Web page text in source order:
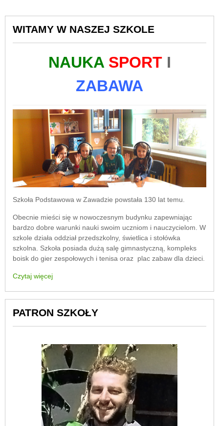
WITAMY W NASZEJ SZKOLE
NAUKA SPORTI
ZABAWA
Szkoła Podstawowa w Zawadzie powstała 130 lat temu.
Obecnie mieści się w nowoczesnym budynku zapewniając
bardzo dobre warunki nauki swoim uczniom i nauczycielom. W
szkole działa oddział przedszkolny, świetlica i stołówka
szkolna. Szkoła posiada dużą salę gimnastyczną, kompleks
boisk do gier zespołowych i tenisa oraz plac zabaw dla dzieci.
Czytaj więcej
PATRON SZKOŁY